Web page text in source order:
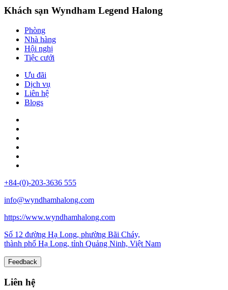
Khách sạn Wyndham Legend Halong
Phòng
Nhà hàng
Hội nghị
Tiệc cưới
Ưu đãi
Dịch vụ
Liên hệ
Blogs
+84-(0)-203-3636 555
info@wyndhamhalong.com
https://www.wyndhamhalong.com
Số 12 đường Hạ Long, phường Bãi Cháy,
thành phố Hạ Long, tỉnh Quảng Ninh, Việt Nam
Feedback
Liên hệ